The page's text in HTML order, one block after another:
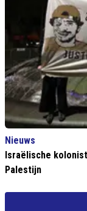
Nieuws
Israëlische
Palestijn